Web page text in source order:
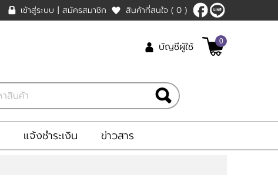
เข้าสู่ระบบ | สมัครสมาชิก สินค้าที่สนใจ ( 0 )
บัญชีผู้ใช้ 0
แจ้งชำระเงิน ข่าวสาร